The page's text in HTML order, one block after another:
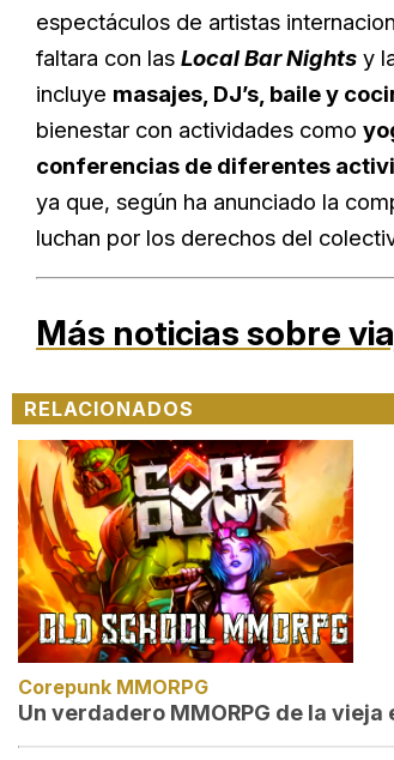
espectáculos de artistas
faltara con las Local Bar Nights y
incluye masajes, DJ’s, baile y
bienestar con actividades como
conferencias de diferentes
ya que, según ha anunciado la
luchan por los derechos del
Más noticias sobre
RELACIONADOS
Corepunk MMORPG
Un verdadero MMORPG de la